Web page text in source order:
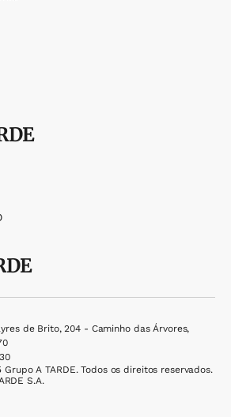
de Brito, 204 - Caminho das Árvores,
A TARDE. Todos os direitos reservados.
S.A.